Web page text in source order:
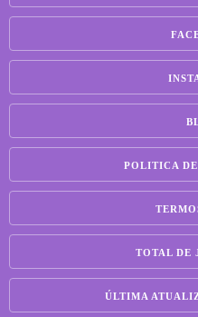
POLITICA
TOTAL DE
ÚLTIMA